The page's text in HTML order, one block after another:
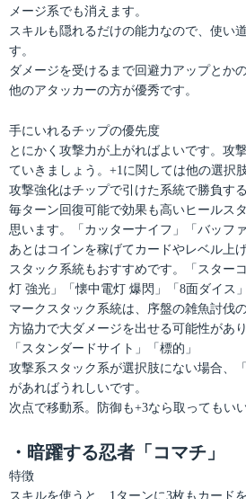
メージ系でも消えます。
スキルも隠れるだけの能力なので、使い
す。
ダメージを受けるまで回避力アップとか
他のアタッカーの方が優秀です。
手にいれるチップの優先度
とにかく攻撃力が上がればよいです。攻
ていきましょう。+1に関しては他の選択
攻撃強化はチップで引けた系統で勝負す
毎ターン回復可能で効果も高いヒールス
思います。「カッターナイフ」「バッフ
あとはコインを稼げてカードやレベル上
スタック系統もおすすめです。「スター
灯 強光」「懐中電灯 爆閃」「8面ダイス」
マークスタック系統は、序盤の雑魚討伐
方協力で大ダメージを出せる可能性があ
「スタンダードサイト」「標的」
攻撃系スタック系が選択肢にない場合、
があればうれしいです。
次点で移動系。防御も+3なら取ってもいい
・暗躍する忍者「コマチ」
特徴
スキルを使うと、1ターンに3枚もカード